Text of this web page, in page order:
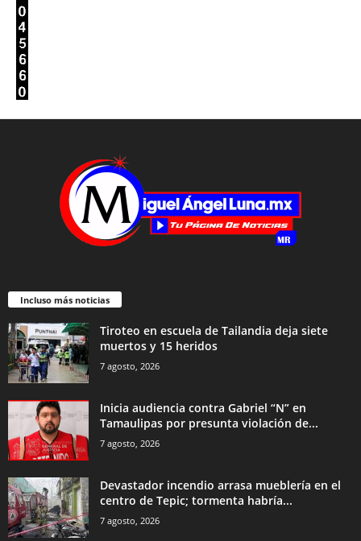
Incluso más noticias
Tiroteo en escuela de Tailandia deja siete
muertos y 15 heridos
7 agosto, 2026
Inicia audiencia contra Gabriel “N” en
Tamaulipas por presunta violación de...
7 agosto, 2026
Devastador incendio arrasa mueblería en el
centro de Tepic; tormenta habría...
7 agosto, 2026